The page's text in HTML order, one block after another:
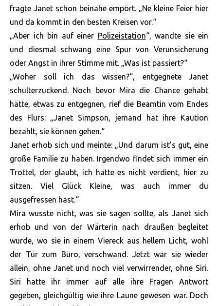
fragte Janet schon beinahe empört. „Ne kleine Feier hier
und da kommt in den besten Kreisen vor.“
„Aber ich bin auf einer Polizeistation“, wandte sie ein
und diesmal schwang eine Spur von Verunsicherung
oder Angst in ihrer Stimme mit. „Was ist passiert?“
„Woher soll ich das wissen?“, entgegnete Janet
schulterzuckend. Noch bevor Mira die Chance gehabt
hätte, etwas zu entgegnen, rief die Beamtin vom Endes
des Flurs: „Janet Simpson, jemand hat ihre Kaution
bezahlt, sie können gehen.“
Janet erhob sich und meinte: „Und darum ist’s gut, eine
große Familie zu haben. Irgendwo findet sich immer ein
Trottel, der glaubt, ich hätte es nicht verdient, hier zu
sitzen. Viel Glück Kleine, was auch immer du
ausgefressen hast.“
Mira wusste nicht, was sie sagen sollte, als Janet sich
erhob und von der Wärterin nach draußen begleitet
wurde, wo sie in einem Viereck aus hellem Licht, wohl
der Tür zum Büro, verschwand. Jetzt war sie wieder
allein, ohne Janet und noch viel verwirrender, ohne Siri.
Siri hatte ihr immer auf alle ihre Fragen Antwort
gegeben, gleichgültig wie ihre Laune gewesen war. Doch